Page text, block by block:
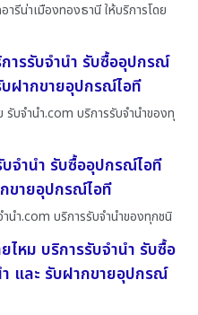
รีน่าเมืองทองธานี ให้บริการโดย
ารรับจำนำ รับซื้ออุปกรณ์
ฝากขายอุปกรณ์ไอที
บจํานํา.com บริการรับจำนำของทุ
จำนำ รับซื้ออุปกรณ์ไอที
ขายอุปกรณ์ไอที
นํา.com บริการรับจำนำของทุกชนิ
ไหม บริการรับจำนำ รับซื้อ
และ รับฝากขายอุปกรณ์